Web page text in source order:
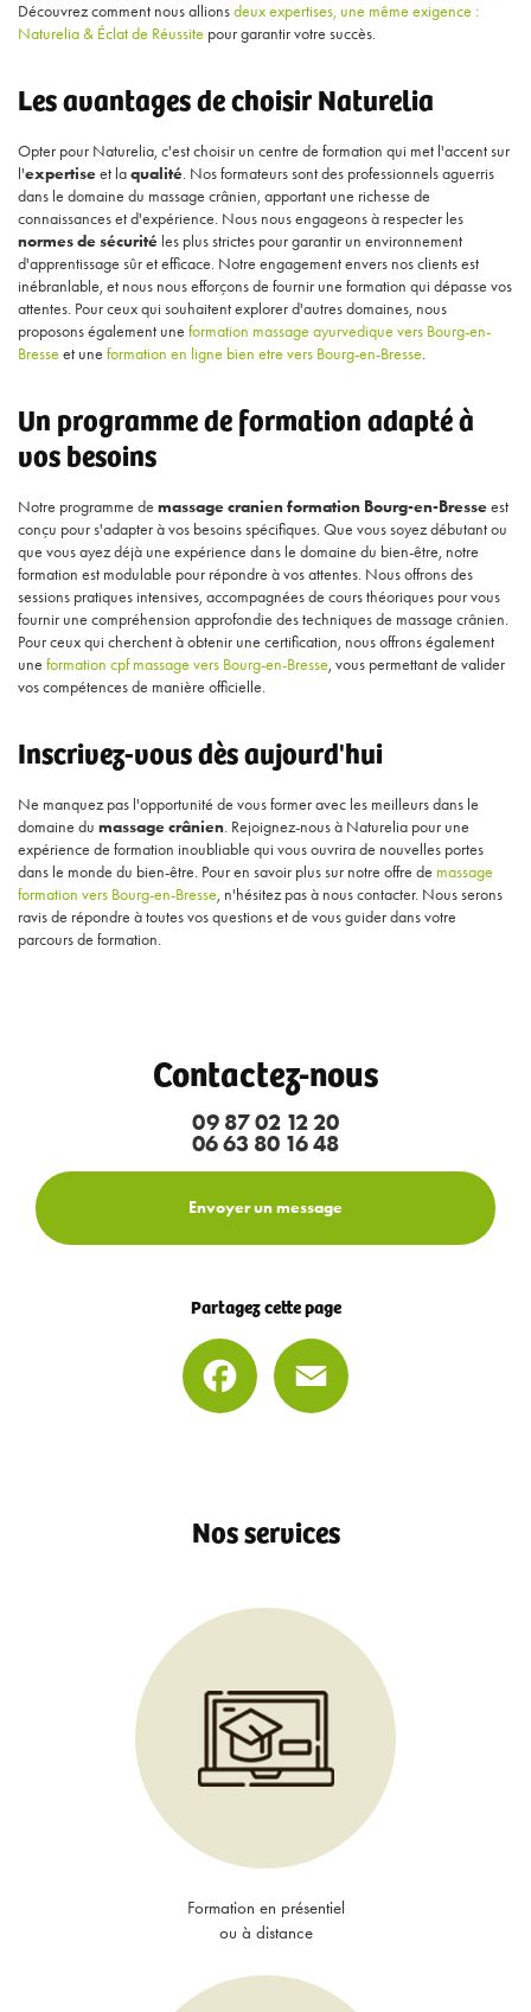
Découvrez comment nous allionsdeux expertises, une même exigence :
Naturelia & Éclat de Réussite pour garantir votre succès.
Les avantages de choisir Naturelia
Opter pour Naturelia, c'est choisir un centre de formation qui met l'accent sur
l'expertiseet laqualité. Nos formateurs sont des professionnels aguerris
dans le domaine du massage crânien, apportant une richesse de
connaissances et d'expérience. Nous nous engageons à respecter les
normes de sécurité les plus strictes pour garantir un environnement
d'apprentissage sûr et efficace. Notre engagement envers nos clients est
inébranlable, et nous nous efforçons de fournir une formation qui dépasse vos
attentes. Pour ceux qui souhaitent explorer d'autres domaines, nous
proposons également une formation massage ayurvedique vers Bourg-en-
Bresse et une formation en ligne bien etre vers Bourg-en-Bresse.
Un programme de formation adapté à
vos besoins
Notre programme de massage cranien formation Bourg-en-Bresseest
conçu pour s'adapter à vos besoins spécifiques. Que vous soyez débutant ou
que vous ayez déjà une expérience dans le domaine du bien-être, notre
formation est modulable pour répondre à vos attentes. Nous offrons des
sessions pratiques intensives, accompagnées de cours théoriques pour vous
fournir une compréhension approfondie des techniques de massage crânien.
Pour ceux qui cherchent à obtenir une certification, nous offrons également
une formation cpf massage vers Bourg-en-Bresse, vous permettant de valider
vos compétences de manière officielle.
Inscrivez-vous dès aujourd'hui
Ne manquez pas l'opportunité de vous former avec les meilleurs dans le
domaine du massage crânien. Rejoignez-nous à Naturelia pour une
expérience de formation inoubliable qui vous ouvrira de nouvelles portes
dans le monde du bien-être. Pour en savoir plus sur notre offre de massage
formation vers Bourg-en-Bresse, n'hésitez pas à nous contacter. Nous serons
ravis de répondre à toutes vos questions et de vous guider dans votre
parcours de formation.
Contactez-nous
09 87 02 12 20
06 63 80 16 48
Envoyer un message
Partagez cette page
Facebook
Nos services
Formation en présentiel
ou à distance